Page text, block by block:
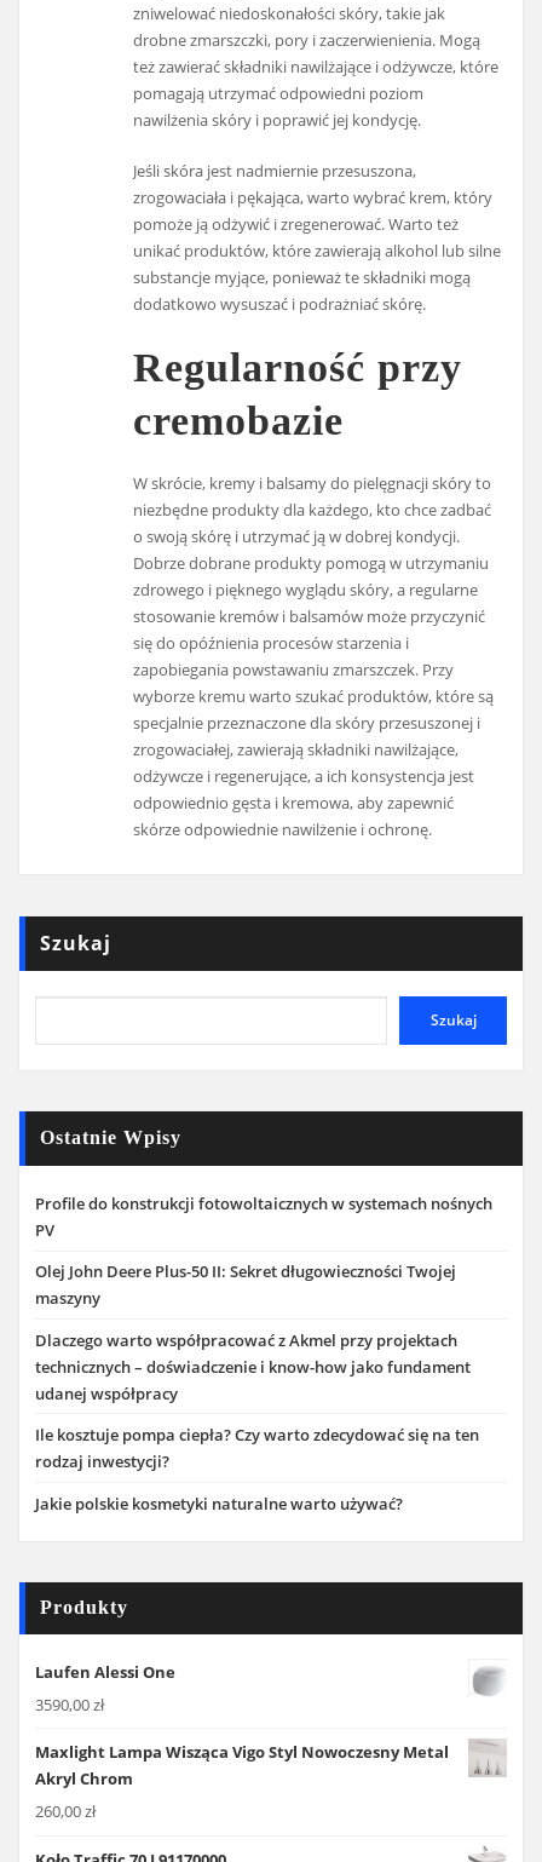
zniwelować niedoskonałości skóry, takie jak
drobne zmarszczki, pory i zaczerwienienia. Mogą
też zawierać składniki nawilżające i odżywcze, które
pomagają utrzymać odpowiedni poziom
nawilżenia skóry i poprawić jej kondycję.
Jeśli skóra jest nadmiernie przesuszona,
zrogowaciała i pękająca, warto wybrać krem, który
pomoże ją odżywić i zregenerować. Warto też
unikać produktów, które zawierają alkohol lub silne
substancje myjące, ponieważ te składniki mogą
dodatkowo wysuszać i podrażniać skórę.
Regularność przy
cremobazie
W skrócie, kremy i balsamy do pielęgnacji skóry to
niezbędne produkty dla każdego, kto chce zadbać
o swoją skórę i utrzymać ją w dobrej kondycji.
Dobrze dobrane produkty pomogą w utrzymaniu
zdrowego i pięknego wyglądu skóry, a regularne
stosowanie kremów i balsamów może przyczynić
się do opóźnienia procesów starzenia i
zapobiegania powstawaniu zmarszczek. Przy
wyborze kremu warto szukać produktów, które są
specjalnie przeznaczone dla skóry przesuszonej i
zrogowaciałej, zawierają składniki nawilżające,
odżywcze i regenerujące, a ich konsystencja jest
odpowiednio gęsta i kremowa, aby zapewnić
skórze odpowiednie nawilżenie i ochronę.
Szukaj
Szukaj
Ostatnie Wpisy
Profile do konstrukcji fotowoltaicznych w systemach nośnych
PV
Olej John Deere Plus-50 II: Sekret długowieczności Twojej
maszyny
Dlaczego warto współpracować z Akmel przy projektach
technicznych – doświadczenie i know-how jako fundament
udanej współpracy
Ile kosztuje pompa ciepła? Czy warto zdecydować się na ten
rodzaj inwestycji?
Jakie polskie kosmetyki naturalne warto używać?
Produkty
Laufen Alessi One
3590,00zł
Maxlight Lampa Wisząca Vigo Styl Nowoczesny Metal
Akryl Chrom
260,00zł